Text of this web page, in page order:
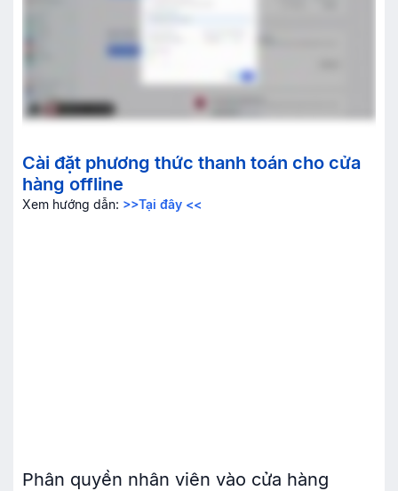
Cài đặt phương thức thanh toán cho cửa
hàng offline
Xem hướng dẫn: >>Tại đây <<
Phân quyền nhân viên vào cửa hàng